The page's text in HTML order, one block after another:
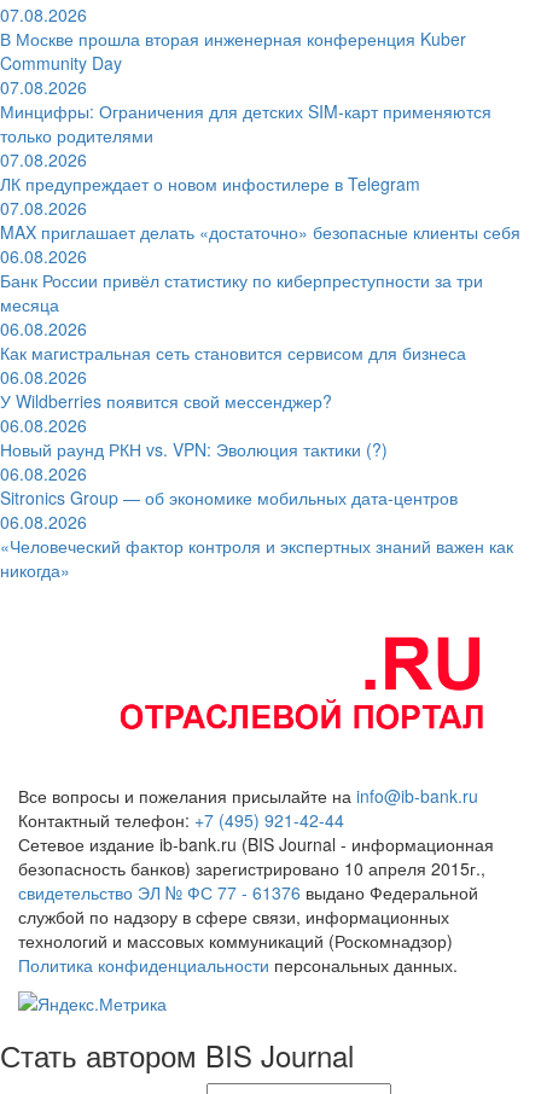
07.08.2026
В Москве прошла вторая инженерная конференция Kuber
Community Day
07.08.2026
Минцифры: Ограничения для детских SIM-карт применяются
только родителями
07.08.2026
ЛК предупреждает о новом инфостилере в Telegram
07.08.2026
MAX приглашает делать «достаточно» безопасные клиенты себя
06.08.2026
Банк России привёл статистику по киберпреступности за три
месяца
06.08.2026
Как магистральная сеть становится сервисом для бизнеса
06.08.2026
У Wildberries появится свой мессенджер?
06.08.2026
Новый раунд РКН vs. VPN: Эволюция тактики (?)
06.08.2026
Sitronics Group — об экономике мобильных дата-центров
06.08.2026
«Человеческий фактор контроля и экспертных знаний важен как
никогда»
Все вопросы и пожелания присылайте на info@ib-bank.ru
Контактный телефон: +7 (495) 921-42-44
Сетевое издание ib-bank.ru (BIS Journal - информационная
безопасность банков) зарегистрировано 10 апреля 2015г.,
свидетельство ЭЛ № ФС 77 - 61376 выдано Федеральной
службой по надзору в сфере связи, информационных
технологий и массовых коммуникаций (Роскомнадзор)
Политика конфиденциальности персональных данных.
Стать автором BIS Journal